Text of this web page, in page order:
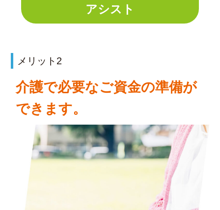
アシスト
メリット2
介護で必要なご資金の準備が
できます。